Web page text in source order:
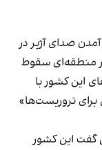
صدای آژیر در
منطقه‌ای سقوط
این کشور با
تروریست‌ها»
گفت این ک‍شور